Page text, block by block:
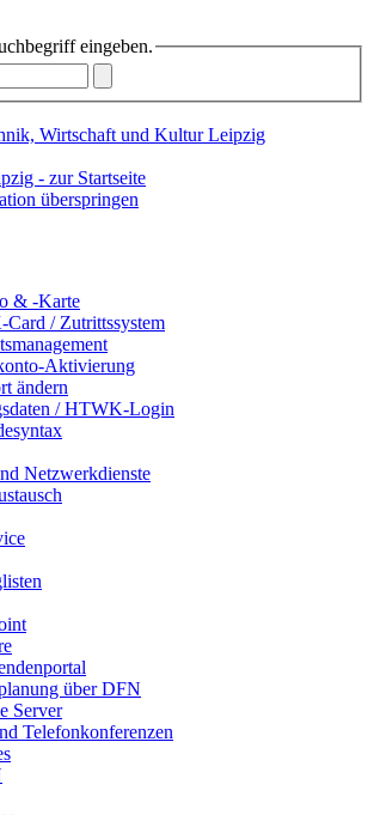
eingeben.
Wirtschaft und Kultur Leipzig
überspringen
& -Karte
/ Zutrittssystem
Aktivierung
ändern
/ HTWK-Login
Netzwerkdienste
über DFN
Server
Telefonkonferenzen